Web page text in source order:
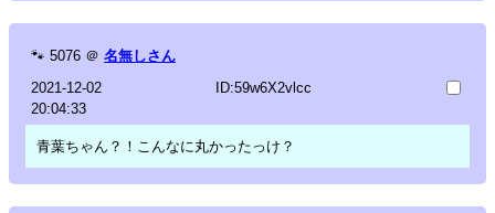
🐾 5076 ＠ 名無しさん
2021-12-02
20:04:33
ID:59w6X2vlcc
青葉ちゃん？！こんなに丸かったっけ？